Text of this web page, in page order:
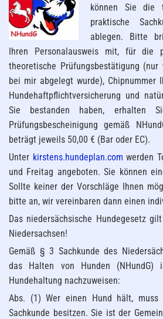
können Sie die
praktische
ablegen. Bitte
Ihren Personalausweis mit, für die
theoretische Prüfungsbestätigung
bei mir abgelegt wurde), Chipnummer
Hundehaftpflichtversicherung und
Sie bestanden haben, erhalten
Prüfungsbescheinigung gemäß
beträgt jeweils 50,00 € (Bar oder EC).
Unter kirstens.hundeplan.com werden
und Freitag angeboten. Sie können
Sollte keiner der Vorschläge Ihnen
bitte an, wir vereinbaren dann einen
Das niedersächsische Hundegesetz
Niedersachsen!
Gemäß § 3 Sachkunde des
das Halten von Hunden (NHundG)
Hundehaltung nachzuweisen:
Abs. (1) Wer einen Hund hält, muss
Sachkunde besitzen. Sie ist der